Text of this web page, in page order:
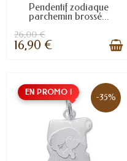
Pendentif zodiaque
parchemin brossé...
26,00 €
16,90 €
EN PROMO ! -35%